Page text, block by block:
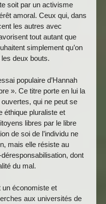
soit par un activisme
amoral. Ceux qui, dans
les autres avec
tout autant que
simplement qu’on
deux bouts.
populaire d’Hannah
». Ce titre porte en lui la
qui ne peut se
éthique pluraliste et
libres par le libre
de soi de l’individu ne
mais elle résiste au
dont
du mal.
un économiste et
aux universités de